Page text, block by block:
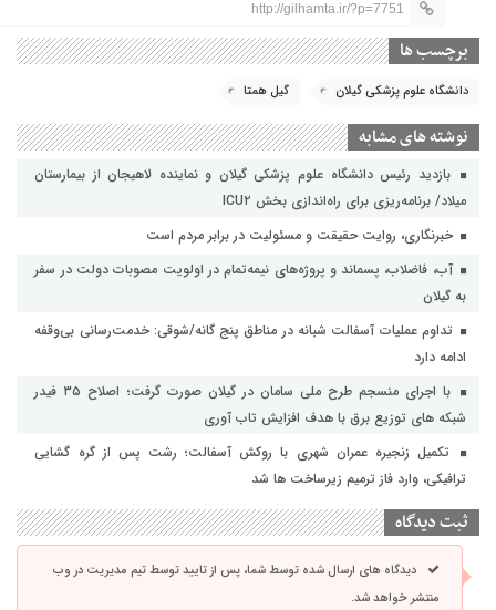
http://gilhamta.ir/?p=7751
برچسب ها
دانشگاه علوم پزشکی گیلان گیل همتا
نوشته های مشابه
بازدید رئیس دانشگاه علوم پزشکی گیلان و نماینده لاهیجان از بیمارستان
میلاد/ برنامه‌ریزی برای راه‌اندازی بخش ICU۲
خبرنگاری، روایت حقیقت و مسئولیت‌ در برابر مردم است
آب، فاضلاب، پسماند و پروژه‌های نیمه‌تمام در اولویت مصوبات دولت در سفر
به گیلان
تداوم عملیات آسفالت‌ شبانه در مناطق پنج گانه/شوقی: خدمت‌رسانی بی‌وقفه
ادامه دارد
با اجرای منسجم طرح ملی سامان در گیلان صورت گرفت؛ اصلاح ۳۵ فیدر
شبکه های توزیع برق با هدف افزایش تاب آوری
تکمیل زنجیره عمران شهری با روکش آسفالت؛ رشت پس از گره گشایی
ترافیکی، وارد فاز ترمیم زیرساخت ها شد
ثبت دیدگاه
دیدگاه های ارسال شده توسط شما، پس از تایید توسط تیم مدیریت در وب
منتشر خواهد شد.